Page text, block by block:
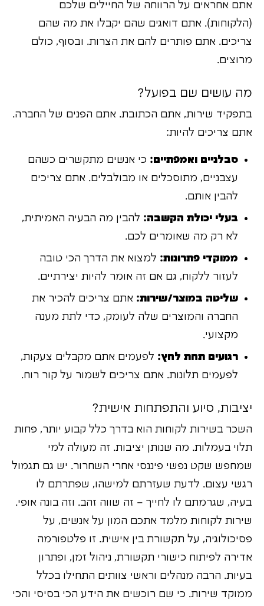
אתם אחראים על הרווחה של החיילים שלכם
(הלקוחות). אתם דואגים שהם יקבלו את מה שהם
צריכים. אתם פותרים להם את הצרות. ובסוף, כולם
מרוצים.
מה עושים שם בפועל?
בתפקיד שירות, אתם הכתובת. אתם הפנים של החברה.
אתם צריכים להיות:
סבלניים ואמפתיים: כי אנשים מתקשרים כשהם
עצבניים, מתוסכלים או מבולבלים. אתם צריכים
להבין אותם.
בעלי יכולת הקשבה: להבין מה הבעיה האמיתית,
לא רק מה שאומרים לכם.
ממוקדי פתרונות: למצוא את הדרך הכי טובה
לעזור ללקוח, גם אם זה אומר להיות יצירתיים.
שליטה במוצר/שירות: אתם צריכים להכיר את
החברה והמוצרים שלה לעומק, כדי לתת מענה
מקצועי.
רגועים תחת לחץ: לפעמים אתם מקבלים צעקות,
לפעמים תלונות. אתם צריכים לשמור על קור רוח.
יציבות, סיוע והתפתחות אישית?
השכר בשירות לקוחות הוא בדרך כלל קבוע יותר, פחות
תלוי בעמלות. מה שנותן יציבות. זה מעולה למי
שמחפש שקט נפשי פיננסי אחרי השחרור. יש גם תגמול
רגשי עצום. לדעת שעזרתם למישהו, שפתרתם לו
בעיה, שגרמתם לו לחייך – זה שווה זהב. וזה בונה אופי.
שירות לקוחות מלמד אתכם המון על אנשים, על
פסיכולוגיה, על תקשורת בין אישית. זו פלטפורמה
אדירה לפיתוח כישורי תקשורת, ניהול זמן, ופתרון
בעיות. הרבה מנהלים וראשי צוותים התחילו בכלל
ממוקד שירות. כי שם רוכשים את הידע הכי בסיסי והכי